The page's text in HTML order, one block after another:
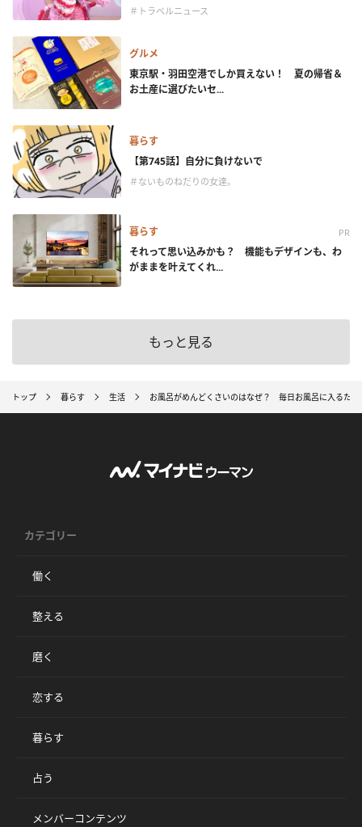
＃トラベルニュース
グルメ
東京駅・羽田空港でしか買えない！ 夏の帰省＆
お土産に選びたいセ...
暮らす
【第745話】自分に負けないで
＃ないものねだりの女達。
暮らす PR
それって思い込みかも？ 機能もデザインも、わ
がままを叶えてくれ...
もっと見る
トップ 暮らす 生活 お風呂がめんどくさいのはなぜ？ 毎日お風呂に入るため
カテゴリー
働く
整える
磨く
恋する
暮らす
占う
メンバーコンテンツ